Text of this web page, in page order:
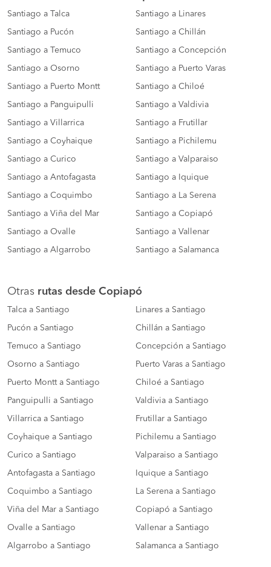
Santiago a Talca Santiago a Linares
Santiago a Pucón Santiago a Chillán
Santiago a Temuco Santiago a Concepción
Santiago a Osorno Santiago a Puerto Varas
Santiago a Puerto Montt Santiago a Chiloé
Santiago a Panguipulli Santiago a Valdivia
Santiago a Villarrica Santiago a Frutillar
Santiago a Coyhaique Santiago a Pichilemu
Santiago a Curico Santiago a Valparaiso
Santiago a Antofagasta Santiago a Iquique
Santiago a Coquimbo Santiago a La Serena
Santiago a Viña del Mar Santiago a Copiapó
Santiago a Ovalle Santiago a Vallenar
Santiago a Algarrobo Santiago a Salamanca
Otras rutas desde Copiapó
Talca a Santiago Linares a Santiago
Pucón a Santiago Chillán a Santiago
Temuco a Santiago Concepción a Santiago
Osorno a Santiago Puerto Varas a Santiago
Puerto Montt a Santiago Chiloé a Santiago
Panguipulli a Santiago Valdivia a Santiago
Villarrica a Santiago Frutillar a Santiago
Coyhaique a Santiago Pichilemu a Santiago
Curico a Santiago Valparaiso a Santiago
Antofagasta a Santiago Iquique a Santiago
Coquimbo a Santiago La Serena a Santiago
Viña del Mar a Santiago Copiapó a Santiago
Ovalle a Santiago Vallenar a Santiago
Algarrobo a Santiago Salamanca a Santiago